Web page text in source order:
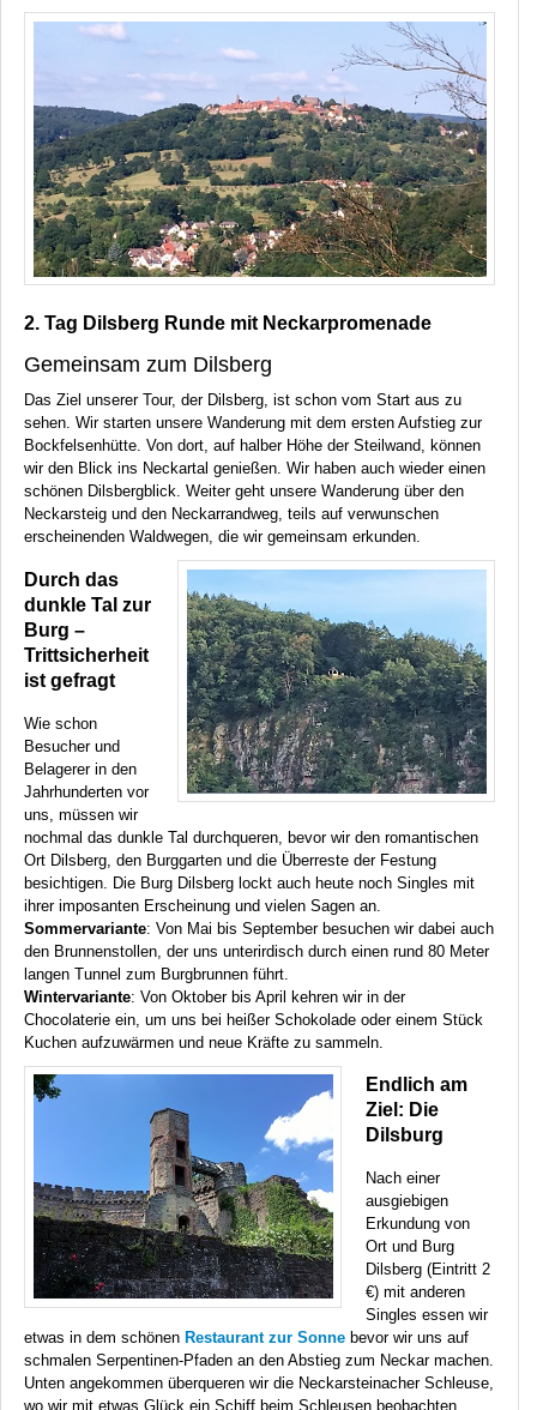
2. Tag Dilsberg Runde mit Neckarpromenade
Gemeinsam zum Dilsberg
Das Ziel unserer Tour, der Dilsberg, ist schon vom Start aus zu
sehen. Wir starten unsere Wanderung mit dem ersten Aufstieg zur
Bockfelsenhütte. Von dort, auf halber Höhe der Steilwand, können
wir den Blick ins Neckartal genießen. Wir haben auch wieder einen
schönen Dilsbergblick. Weiter geht unsere Wanderung über den
Neckarsteig und den Neckarrandweg, teils auf verwunschen
erscheinenden Waldwegen, die wir gemeinsam erkunden.
Durch das
dunkle Tal zur
Burg –
Trittsicherheit
ist gefragt
Wie schon
Besucher und
Belagerer in den
Jahrhunderten vor
uns, müssen wir
nochmal das dunkle Tal durchqueren, bevor wir den romantischen
Ort Dilsberg, den Burggarten und die Überreste der Festung
besichtigen. Die Burg Dilsberg lockt auch heute noch Singles mit
ihrer imposanten Erscheinung und vielen Sagen an.
Sommervariante: Von Mai bis September besuchen wir dabei auch
den Brunnenstollen, der uns unterirdisch durch einen rund 80 Meter
langen Tunnel zum Burgbrunnen führt.
Wintervariante: Von Oktober bis April kehren wir in der
Chocolaterie ein, um uns bei heißer Schokolade oder einem Stück
Kuchen aufzuwärmen und neue Kräfte zu sammeln.
Endlich am
Ziel: Die
Dilsburg
Nach einer
ausgiebigen
Erkundung von
Ort und Burg
Dilsberg (Eintritt 2
€) mit anderen
Singles essen wir
etwas in dem schönen Restaurant zur Sonne bevor wir uns auf
schmalen Serpentinen-Pfaden an den Abstieg zum Neckar machen.
Unten angekommen überqueren wir die Neckarsteinacher Schleuse,
wo wir mit etwas Glück ein Schiff beim Schleusen beobachten